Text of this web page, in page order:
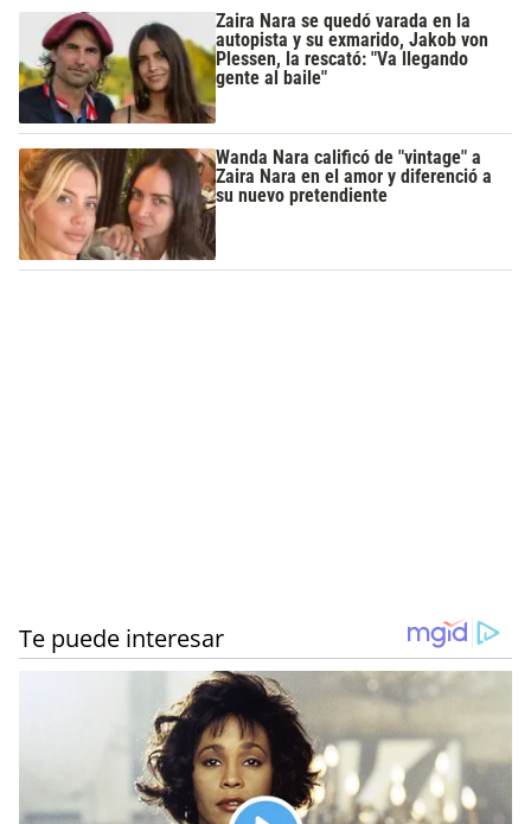
Zaira Nara se quedó varada en la
autopista y su exmarido, Jakob von
Plessen, la rescató: "Va llegando
gente al baile"
Wanda Nara calificó de "vintage" a
Zaira Nara en el amor y diferenció a
su nuevo pretendiente